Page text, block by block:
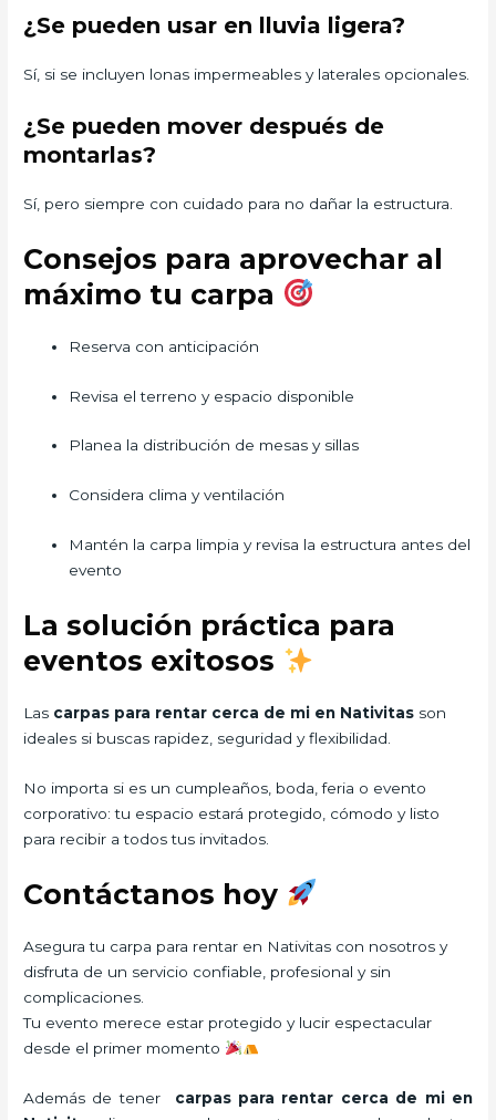
¿Se pueden usar en lluvia ligera?
Sí, si se incluyen lonas impermeables y laterales opcionales.
¿Se pueden mover después de
montarlas?
Sí, pero siempre con cuidado para no dañar la estructura.
Consejos para aprovechar al
máximo tu carpa
Reserva con anticipación
Revisa el terreno y espacio disponible
Planea la distribución de mesas y sillas
Considera clima y ventilación
Mantén la carpa limpia y revisa la estructura antes del
evento
La solución práctica para
eventos exitosos
Las carpas para rentar cerca de mi en Nativitas son
ideales si buscas rapidez, seguridad y flexibilidad.
No importa si es un cumpleaños, boda, feria o evento
corporativo: tu espacio estará protegido, cómodo y listo
para recibir a todos tus invitados.
Contáctanos hoy
Asegura tu carpa para rentar en Nativitas con nosotros y
disfruta de un servicio confiable, profesional y sin
complicaciones.
Tu evento merece estar protegido y lucir espectacular
desde el primer momento
Además de tener carpas para rentar cerca de mi en